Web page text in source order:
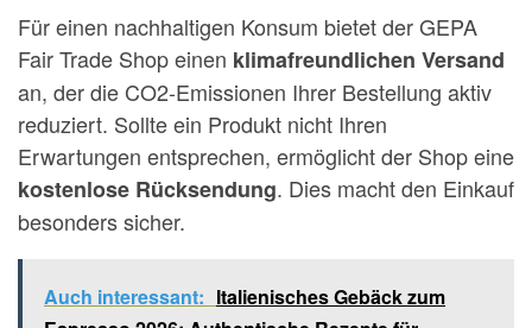
Für einen nachhaltigen Konsum bietet der GEPA
Fair Trade Shop einen klimafreundlichen Versand
an, der die CO2-Emissionen Ihrer Bestellung aktiv
reduziert. Sollte ein Produkt nicht Ihren
Erwartungen entsprechen, ermöglicht der Shop eine
kostenlose Rücksendung. Dies macht den Einkauf
besonders sicher.
Auch interessant: Italienisches Gebäck zum